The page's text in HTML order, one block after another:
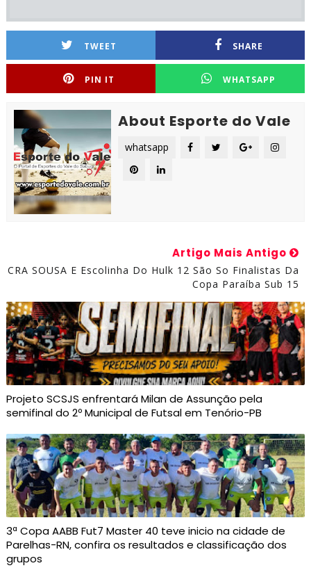
TWEET SHARE
PIN IT WHATSAPP
About Esporte do Vale
whatsapp
Artigo Mais Antigo
CRA SOUSA E Escolinha Do Hulk 12 São So Finalistas Da
Copa Paraíba Sub 15
Projeto SCSJS enfrentará Milan de Assunção pela
semifinal do 2º Municipal de Futsal em Tenório-PB
3ª Copa AABB Fut7 Master 40 teve inicio na cidade de
Parelhas-RN, confira os resultados e classificação dos
grupos